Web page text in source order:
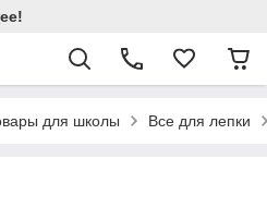
для школы Все для лепки